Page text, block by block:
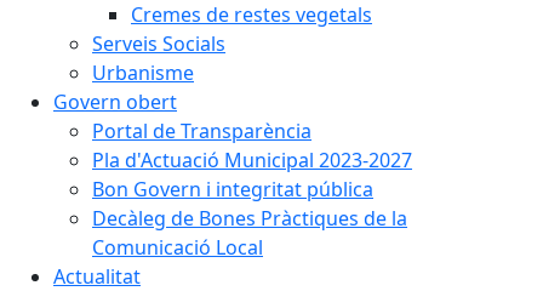
Cremes de restes vegetals
Serveis Socials
Urbanisme
Govern obert
Portal de Transparència
Pla d'Actuació Municipal 2023-2027
Bon Govern i integritat pública
Decàleg de Bones Pràctiques de la
Comunicació Local
Actualitat